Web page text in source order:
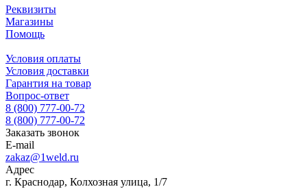
Реквизиты
Магазины
Помощь
Условия оплаты
Условия доставки
Гарантия на товар
Вопрос-ответ
8 (800) 777-00-72
8 (800) 777-00-72
Заказать звонок
E-mail
zakaz@1weld.ru
Адрес
г. Краснодар, Колхозная улица, 1/7